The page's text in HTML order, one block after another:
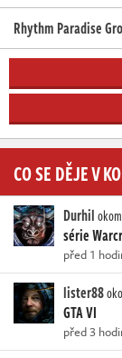
Rhythm Paradise
CO SE DĚJE V
Durhil
série
před 1
lister88
GTA VI
před 3